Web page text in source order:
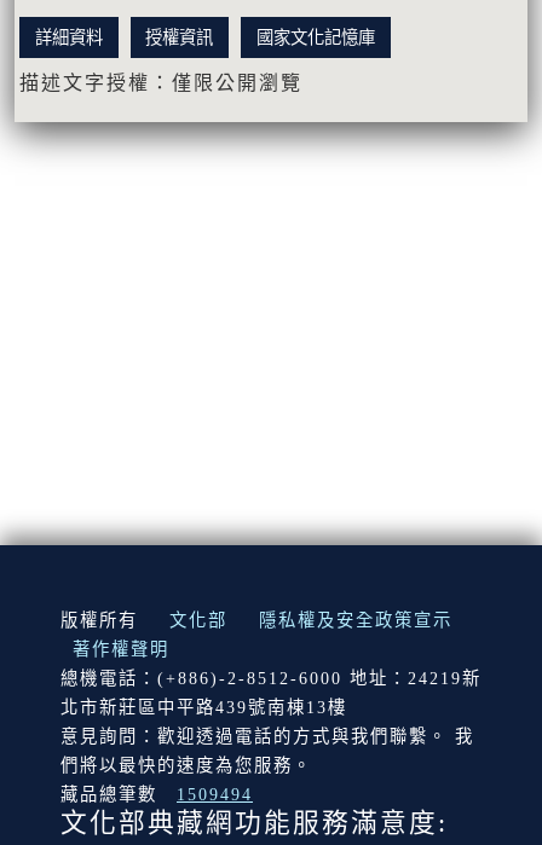
詳細資料 授權資訊 國家文化記憶庫
描述文字授權：僅限公開瀏覽
:::
版權所有 文化部
隱私權及安全政策宣示
著作權聲明
總機電話：(+886)-2-8512-6000 地址：24219新
北市新莊區中平路439號南棟13樓
意見詢問：歡迎透過電話的方式與我們聯繫。 我
們將以最快的速度為您服務。
藏品總筆數
1509494
文化部典藏網功能服務滿意度: